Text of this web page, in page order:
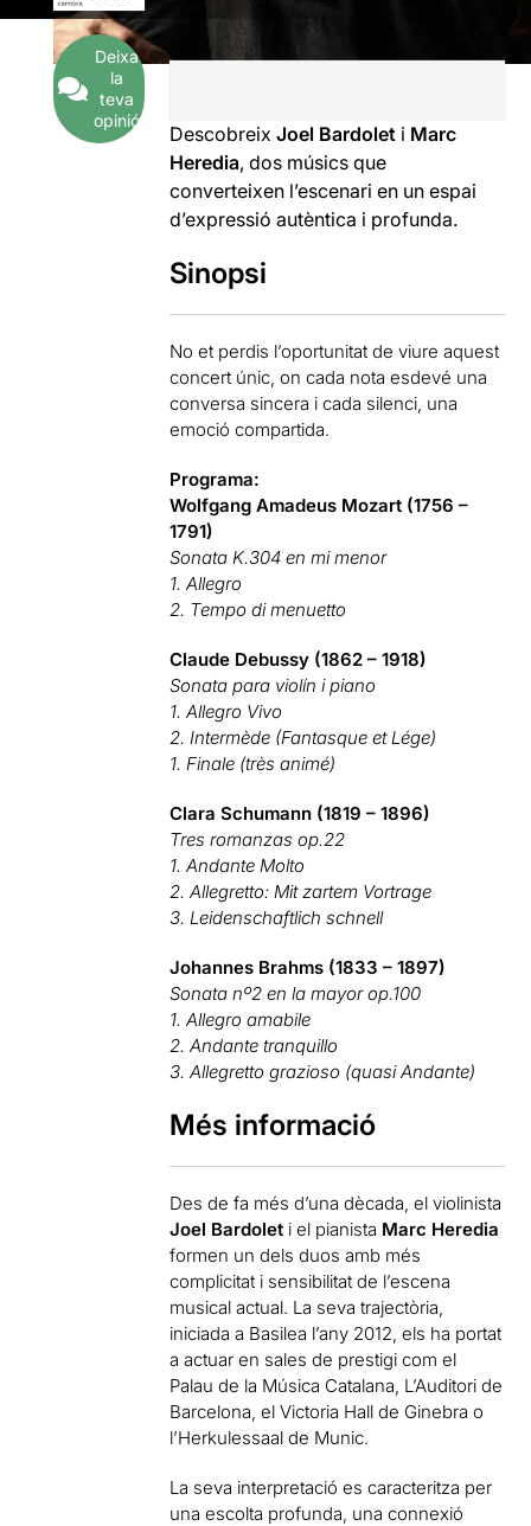
Deixa
la
teva
opinió
DescobreixJoel Bardolet i Marc
Heredia, dos músics que
converteixen l’escenari en un espai
d’expressió autèntica i profunda.
Sinopsi
No et perdis l’oportunitat de viure aquest
concert únic, on cada nota esdevé una
conversa sincera i cada silenci, una
emoció compartida.
Programa:
Wolfgang Amadeus Mozart (1756 –
1791)
Sonata K.304 en mi menor
1. Allegro
2. Tempo di menuetto
Claude Debussy (1862 – 1918)
Sonata para violín i piano
1. Allegro Vivo
2. Intermède (Fantasque et Lége)
1. Finale (très animé)
Clara Schumann (1819 – 1896)
Tres romanzas op.22
1. Andante Molto
2. Allegretto: Mit zartem Vortrage
3. Leidenschaftlich schnell
Johannes Brahms (1833 – 1897)
Sonata nº2 en la mayor op.100
1. Allegro amabile
2. Andante tranquillo
3. Allegretto grazioso (quasi Andante)
Més informació
Des de fa més d’una dècada, el violinista
Joel Bardolet i el pianista Marc Heredia
formen un dels duos amb més
complicitat i sensibilitat de l’escena
musical actual. La seva trajectòria,
iniciada a Basilea l’any 2012, els ha portat
a actuar en sales de prestigi com el
Palau de la Música Catalana, L’Auditori de
Barcelona, el Victoria Hall de Ginebra o
l’Herkulessaal de Munic.
La seva interpretació es caracteritza per
una escolta profunda, una connexió